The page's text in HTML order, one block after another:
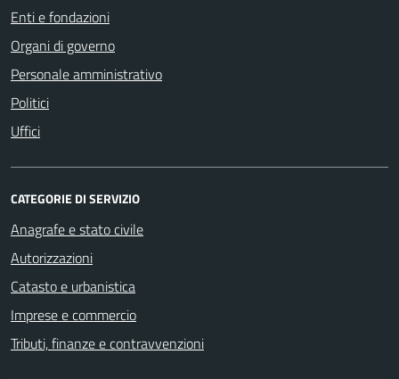
Enti e fondazioni
Organi di governo
Personale amministrativo
Politici
Uffici
CATEGORIE DI SERVIZIO
Anagrafe e stato civile
Autorizzazioni
Catasto e urbanistica
Imprese e commercio
Tributi, finanze e contravvenzioni